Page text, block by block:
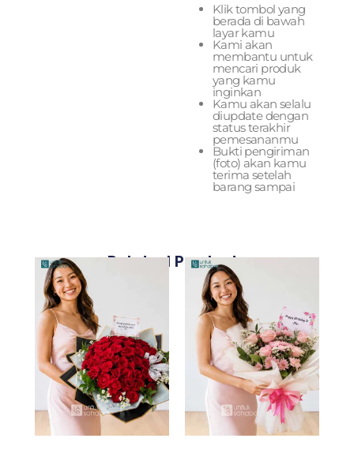
Klik tombol yang
berada di bawah
layar kamu
Kami akan
membantu untuk
mencari produk
yang kamu
inginkan
Kamu akan selalu
diupdate dengan
status terakhir
pemesananmu
Bukti pengiriman
(foto) akan kamu
terima setelah
barang sampai
Related Products